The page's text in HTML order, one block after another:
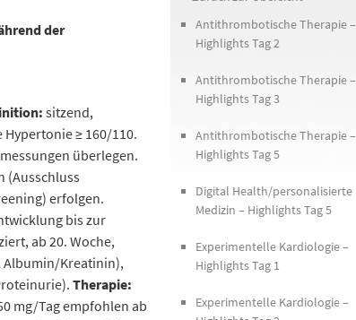
der
sitzend,
≥ 160/110.
überlegen.
(Ausschluss
erfolgen.
bis zur
ab 20. Woche,
Albumin/Kreatinin),
Therapie:
mg/Tag empfohlen ab
Antithrombotische Therapie –
Highlights Tag 2
Antithrombotische Therapie –
Highlights Tag 3
Antithrombotische Therapie –
Highlights Tag 5
Digital Health/personalisierte
Medizin – Highlights Tag 5
Experimentelle Kardiologie –
Highlights Tag 1
Experimentelle Kardiologie –